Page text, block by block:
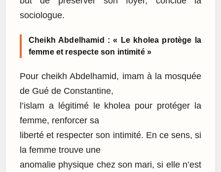
sociologue.
Cheikh Abdelhamid : « Le kholea protège la
femme et respecte son intimité »
Pour cheikh Abdelhamid, imam à la mosquée
de Gué de Constantine,
l’islam a légitimé le kholea pour protéger la
femme, renforcer sa
liberté et respecter son intimité. En ce sens, si
la femme trouve une
anomalie physique chez son mari, si elle n’est